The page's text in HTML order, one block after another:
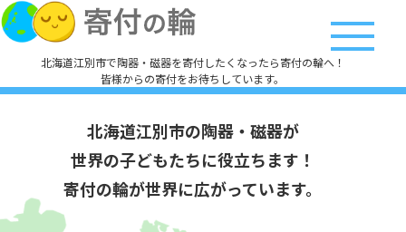
北海道江別市で陶器・磁器を寄付したくなったら寄付の輪へ！
皆様からの寄付をお待ちしています。
北海道江別市の陶器・磁器が
世界の子どもたちに役立ちます！
寄付の輪が世界に広がっています。